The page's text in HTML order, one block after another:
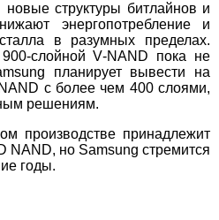
структуры битлайнов и
энергопотребление и
в разумных пределах.
‑слойной V‑NAND пока не
планирует вывести на
NAND с более чем 400 слоями,
решениям.
производстве принадлежит
NAND, но Samsung стремится
годы.